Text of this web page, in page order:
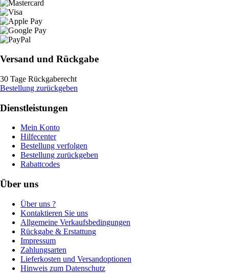
Versand und Rückgabe
30 Tage Rückgaberecht
Bestellung zurückgeben
Dienstleistungen
Mein Konto
Hilfecenter
Bestellung verfolgen
Bestellung zurückgeben
Rabattcodes
Über uns
Über uns ?
Kontaktieren Sie uns
Allgemeine Verkaufsbedingungen
Rückgabe & Erstattung
Impressum
Zahlungsarten
Lieferkosten und Versandoptionen
Hinweis zum Datenschutz